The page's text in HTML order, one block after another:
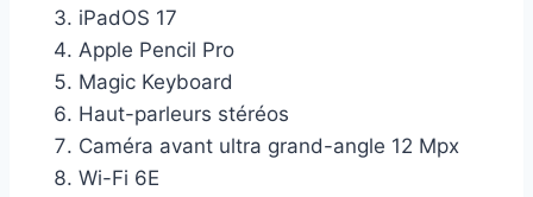
iPadOS 17
Apple Pencil Pro
Magic Keyboard
Haut-parleurs stéréos
Caméra avant ultra grand-angle 12 Mpx
Wi-Fi 6E